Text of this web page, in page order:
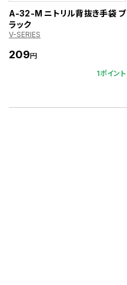
A-32-M ニトリル背抜き手袋 ブ
ラック
V-SERIES
209円
1ポイント